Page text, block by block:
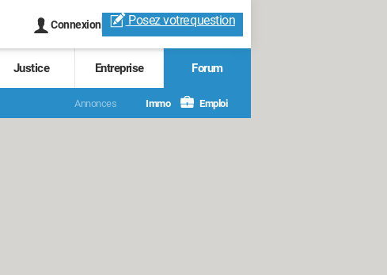
Connexion Posez votrequestion
Justice Entreprise Forum
Annonces Immo Emploi